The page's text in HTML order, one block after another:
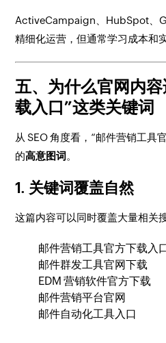
ActiveCampaign、HubSpot、
精细化运营，但通常学习成本和
五、为什么官网内
载入口”这类关键词
从 SEO 角度看，“邮件营销工具
的高意图词 。
1. 关键词覆盖自然
这篇内容可以同时覆盖大量相关
邮件营销工具官方下载入
邮件群发工具官网下载
EDM 营销软件官方下载
邮件营销平台官网
邮件自动化工具入口